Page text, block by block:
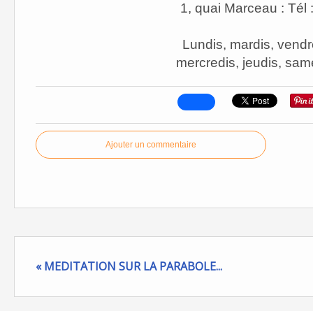
1, quai Marceau : Tél
Lundis, mardis,
mercredis, jeudis,
Ajouter un commentaire
« MEDITATION SUR LA PARABOLE...